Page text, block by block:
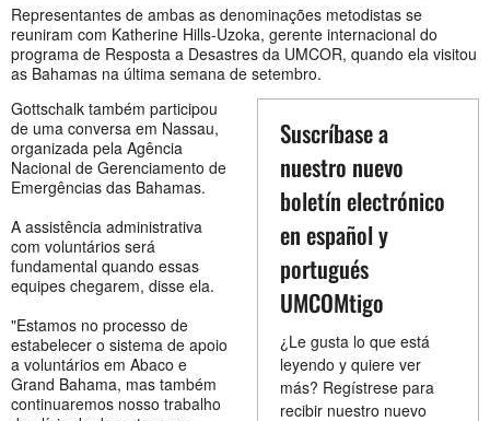
Representantes de ambas as denominações metodistas se
reuniram com Katherine Hills-Uzoka, gerente internacional do
programa de Resposta a Desastres da UMCOR, quando ela visitou
as Bahamas na última semana de setembro.
Suscríbase a
nuestro nuevo
boletín electrónico
en español y
portugués
UMCOMtigo
¿Le gusta lo que está
leyendo y quiere ver
más? Regístrese para
recibir nuestro nuevo
Gottschalk também participou
de uma conversa em Nassau,
organizada pela Agência
Nacional de Gerenciamento de
Emergências das Bahamas.
A assistência administrativa
com voluntários será
fundamental quando essas
equipes chegarem, disse ela.
"Estamos no processo de
estabelecer o sistema de apoio
a voluntários em Abaco e
Grand Bahama, mas também
continuaremos nosso trabalho